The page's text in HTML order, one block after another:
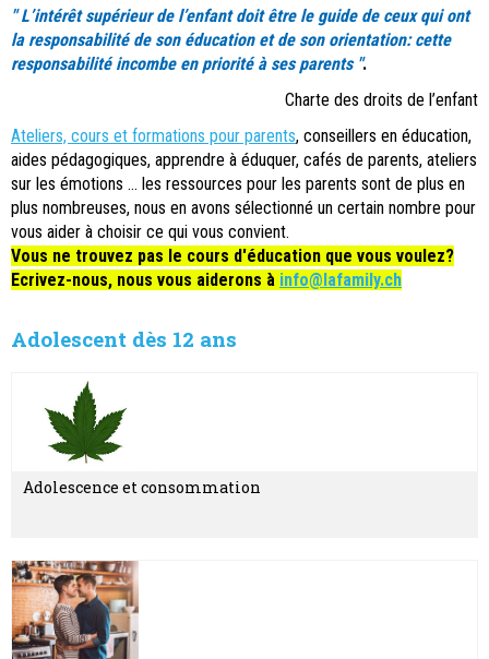
" L’intérêt supérieur de l’enfant doit être le guide de ceux qui ont
la responsabilité de son éducation et de son orientation: cette
responsabilité incombe en priorité à ses parents ".
Charte des droits de l’enfant
Ateliers, cours et formations pour parents, conseillers en éducation,
aides pédagogiques, apprendre à éduquer, cafés de parents, ateliers
sur les émotions ... les ressources pour les parents sont de plus en
plus nombreuses, nous en avons sélectionné un certain nombre pour
vous aider à choisir ce qui vous convient.
Vous ne trouvez pas le cours d'éducation que vous voulez?
Ecrivez-nous, nous vous aiderons à info@lafamily.ch
Adolescent dès 12 ans
Adolescence et consommation